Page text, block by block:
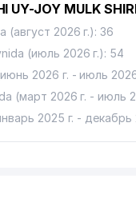
UY-JOY MULK
(август 2026 г.): 36
(июль 2026 г.): 54
2026 г. - июль 2026
(март 2026 г. - июль
2025 г. - декабрь